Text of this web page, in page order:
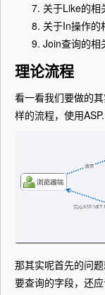
关于Like的相
关于In操作的
Join查询的相
理论流程
看一看我们要做的
样的流程，使用
那其实呢首先的问
要查询的字段，还